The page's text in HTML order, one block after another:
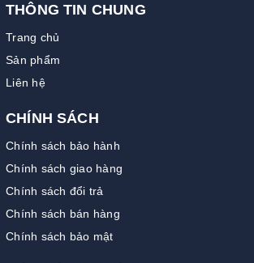
THÔNG TIN CHUNG
Trang chủ
Sản phẩm
Liên hệ
CHÍNH SÁCH
Chính sách bảo hành
Chính sách giao hàng
Chính sách đổi trả
Chính sách bán hàng
Chính sách bảo mật